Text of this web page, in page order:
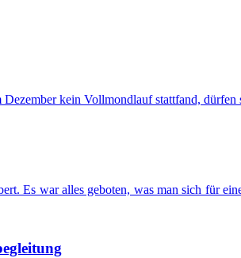
kein Vollmondlauf stattfand,
Es war alles geboten, was man sich für